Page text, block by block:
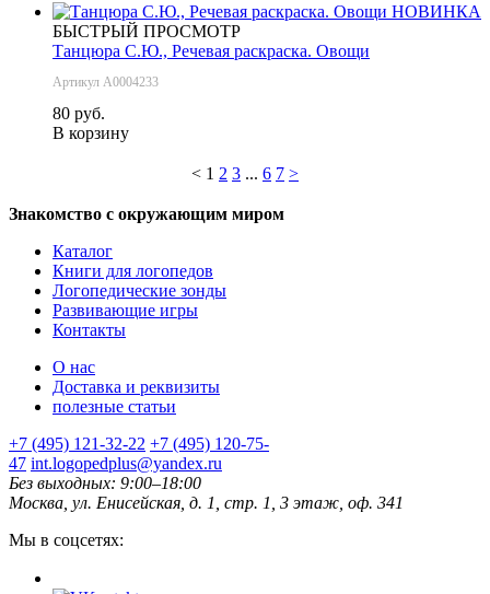
НОВИНКА
БЫСТРЫЙ ПРОСМОТР
Танцюра С.Ю., Речевая раскраска. Овощи
Артикул А0004233
80 руб.
В корзину
< 1 2 3 ... 6 7 >
Знакомство с окружающим миром
Каталог
Книги для логопедов
Логопедические зонды
Развивающие игры
Контакты
О нас
Доставка и реквизиты
полезные статьи
+7 (495) 121-32-22 +7 (495) 120-75-
47 int.logopedplus@yandex.ru
Без выходных: 9:00–18:00
Москва, ул. Енисейская, д. 1, стр. 1, 3 этаж, оф. 341
Мы в соцсетях: